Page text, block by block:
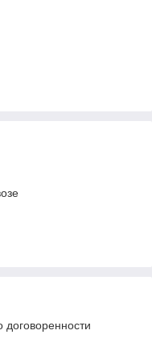
договоренности